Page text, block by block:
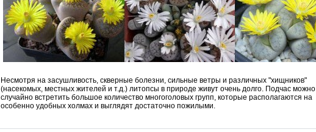
Несмотря на засушливость, скверные болезни, сильные ветры и различных "хищников"
(насекомых, местных жителей и т.д.) литопсы в природе живут очень долго. Подчас можно
случайно встретить большое количество многоголовых групп, которые располагаются на
особенно удобных холмах и выглядят достаточно пожилыми.